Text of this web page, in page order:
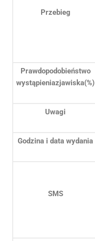
Przebieg
Prawdopodobieństwo
wystąpieniazjawiska(%)
Uwagi
Godzina i data wydania
SMS